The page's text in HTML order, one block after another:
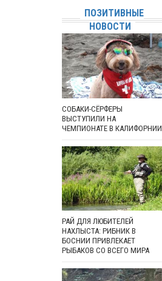
ПОЗИТИВНЫЕ
НОВОСТИ
СОБАКИ-СЁРФЕРЫ
ВЫСТУПИЛИ НА
ЧЕМПИОНАТЕ В КАЛИФОРНИИ
РАЙ ДЛЯ ЛЮБИТЕЛЕЙ
НАХЛЫСТА: РИБНИК В
БОСНИИ ПРИВЛЕКАЕТ
РЫБАКОВ СО ВСЕГО МИРА